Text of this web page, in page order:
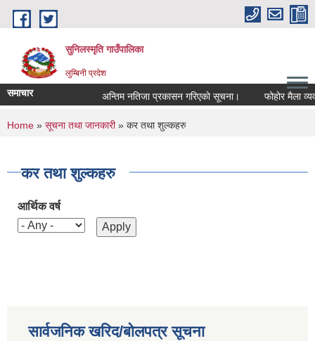
Skip to main content
सुनिलस्मृति गाउँपालिका
लुम्बिनी प्रदेश
समाचार अन्तिम नतिजा प्रकासन गरिएकाे सूचना। फोहोर मैला
You are here
Home » सूचना तथा जानकारी» कर तथा शुल्कहरु
कर तथा शुल्कहरु
आर्थिक वर्ष
सार्वजनिक खरिद/बोलपत्र सूचना